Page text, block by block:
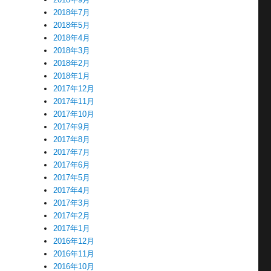
2018年7月
2018年5月
2018年4月
2018年3月
2018年2月
2018年1月
2017年12月
2017年11月
2017年10月
2017年9月
2017年8月
2017年7月
2017年6月
2017年5月
2017年4月
2017年3月
2017年2月
2017年1月
2016年12月
2016年11月
2016年10月